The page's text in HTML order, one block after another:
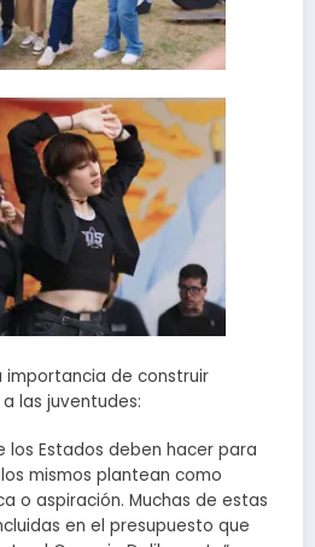
importancia de construir
las juventudes:
los Estados deben hacer para
mismos plantean como
o aspiración. Muchas de estas
en el presupuesto que